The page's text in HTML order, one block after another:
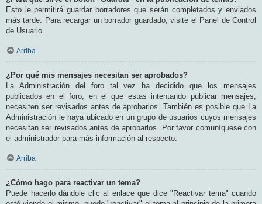
Esto le permitirá guardar borradores que serán completados y enviados
más tarde. Para recargar un borrador guardado, visite el Panel de Control
de Usuario.
Arriba
¿Por qué mis mensajes necesitan ser aprobados?
La Administración del foro tal vez ha decidido que los mensajes
publicados en el foro, en el que estas intentando publicar mensajes,
necesiten ser revisados antes de aprobarlos. También es posible que La
Administración le haya ubicado en un grupo de usuarios cuyos mensajes
necesitan ser revisados antes de aprobarlos. Por favor comuníquese con
el administrador para más información al respecto.
Arriba
¿Cómo hago para reactivar un tema?
Puede hacerlo dándole clic al enlace que dice "Reactivar tema" cuando